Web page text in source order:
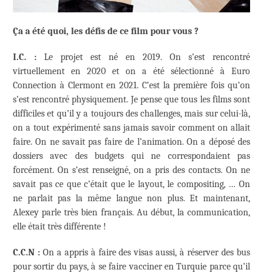
Ça a été quoi, les défis de ce film pour vous ?
I.C. : Le projet est né en 2019. On s’est rencontré
virtuellement en 2020 et on a été sélectionné à Euro
Connection à Clermont en 2021. C’est la première fois qu’on
s’est rencontré physiquement. Je pense que tous les films sont
difficiles et qu’il y a toujours des challenges, mais sur celui-là,
on a tout expérimenté sans jamais savoir comment on allait
faire. On ne savait pas faire de l’animation. On a déposé des
dossiers avec des budgets qui ne correspondaient pas
forcément. On s’est renseigné, on a pris des contacts. On ne
savait pas ce que c’était que le layout, le compositing, … On
ne parlait pas la même langue non plus. Et maintenant,
Alexey parle très bien français. Au début, la communication,
elle était très différente !
C.C.N :On a appris à faire des visas aussi, à réserver des bus
pour sortir du pays, à se faire vacciner en Turquie parce qu’il